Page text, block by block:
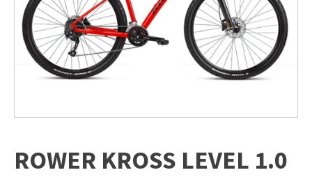
ROWER KROSS LEVEL 1.0